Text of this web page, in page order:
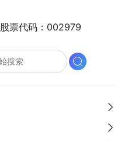
股票代码： 002979